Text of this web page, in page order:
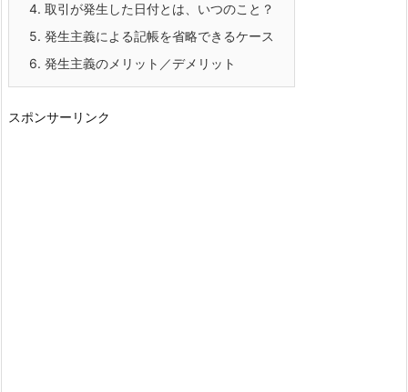
4. 取引が発生した日付とは、いつのこと？
5. 発生主義による記帳を省略できるケース
6. 発生主義のメリット／デメリット
スポンサーリンク